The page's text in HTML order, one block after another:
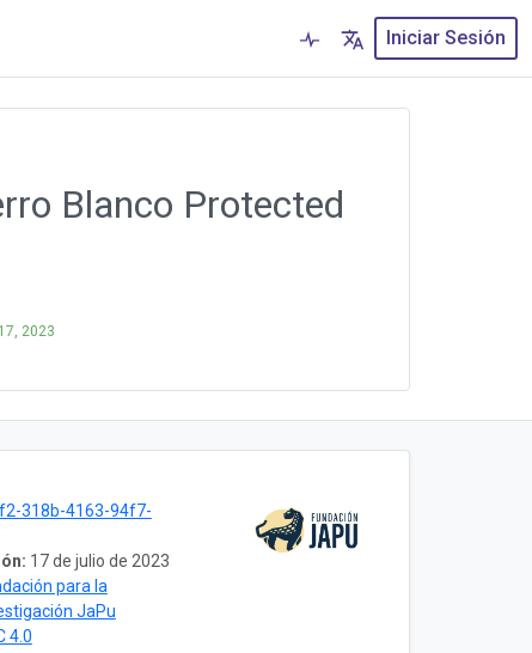
Iniciar Sesión
Blanco Protected
2023
318b-4163-94f7-
17 de julio de 2023
para la
JaPu
4.0